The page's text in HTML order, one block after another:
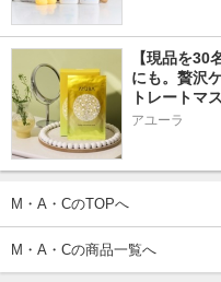
【現品を30
にも。贅沢
トレートマ
アユーラ
M・A・CのTOPへ
M・A・Cの商品一覧へ